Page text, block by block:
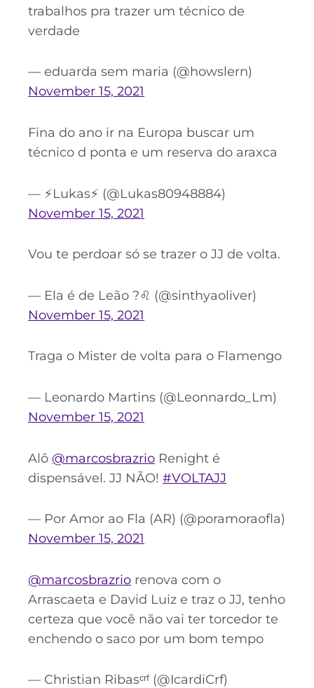
trabalhos pra trazer um técnico de
verdade
— eduarda sem maria (@howslern)
November 15, 2021
Fina do ano ir na Europa buscar um
técnico d ponta e um reserva do araxca
— ⚡Lukas⚡ (@Lukas80948884)
November 15, 2021
Vou te perdoar só se trazer o JJ de volta.
— Ela é de Leão ?♌️ (@sinthyaoliver)
November 15, 2021
Traga o Mister de volta para o Flamengo
— Leonardo Martins (@Leonnardo_Lm)
November 15, 2021
Alô @marcosbrazrio Renight é
dispensável. JJ NÃO! #VOLTAJJ
— Por Amor ao Fla (AR) (@poramoraofla)
November 15, 2021
@marcosbrazrio renova com o
Arrascaeta e David Luiz e traz o JJ, tenho
certeza que você não vai ter torcedor te
enchendo o saco por um bom tempo
— Christian Ribasᶜʳᶠ (@IcardiCrf)